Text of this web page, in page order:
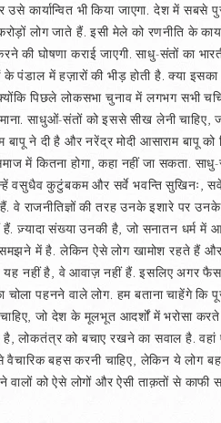
कार्यान्वित भी किया जाएगा. देश में
लोग जाते हैं. इसी मेले को रणनीति के
की घोषणा कराई जाएगी. साधु-संतों का
पंडाल में हज़ारों की भीड़ होती है. क्या
पिछले लोकसभा चुनाव में लगभग सभी
साधुओं-संतों को इससे सीख लेनी चाहिए,
बापू ने दी है और नरेंद्र मोदी आसाराम बापू
में कितना होगा, कहा नहीं जा सकता.
वसुधैव कुटुंबकम और सर्वे भवन्ति सुखिनः,
वे राजनीतिज्ञों की तरह उनके इशारे पर
ज़्यादा संख्या उनकी है, जो सनातन धर्म
समझने में है. लेकिन ऐसे लोग खामोश रहते हैं
नहीं है, वे आवाज़ नहीं हैं. इसलिए अगर फैसला
चोला पहनने वाले लोग. हम बताना चाहेंगे कि
चाहिए, जो देश के मूलभूत आदर्शों में भरोसा
है, लोकतंत्र को बचाए रखने का सवाल है.
बहस करनी चाहिए, लेकिन ये लोग
वालों को ऐसे लोगों और ऐसी ताक़तों से